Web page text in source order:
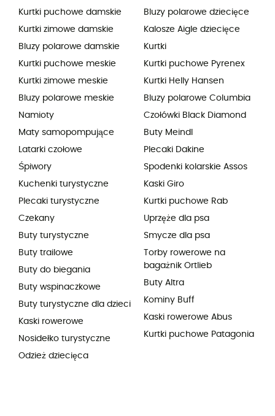
Kurtki puchowe damskie
Kurtki zimowe damskie
Bluzy polarowe damskie
Kurtki puchowe meskie
Kurtki zimowe meskie
Bluzy polarowe meskie
Namioty
Maty samopompujące
Latarki czołowe
Śpiwory
Kuchenki turystyczne
Plecaki turystyczne
Czekany
Buty turystyczne
Buty trailowe
Buty do biegania
Buty wspinaczkowe
Buty turystyczne dla dzieci
Kaski rowerowe
Nosidełko turystyczne
Odzież dziecięca
Bluzy polarowe dziecięce
Kalosze Aigle dziecięce
Kurtki
Kurtki puchowe Pyrenex
Kurtki Helly Hansen
Bluzy polarowe Columbia
Czołówki Black Diamond
Buty Meindl
Plecaki Dakine
Spodenki kolarskie Assos
Kaski Giro
Kurtki puchowe Rab
Uprzęże dla psa
Smycze dla psa
Torby rowerowe na
bagażnik Ortlieb
Buty Altra
Kominy Buff
Kaski rowerowe Abus
Kurtki puchowe Patagonia